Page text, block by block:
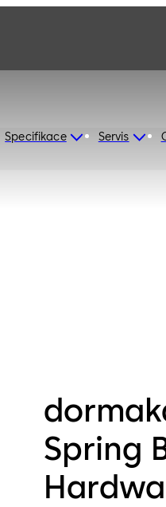
Specifikace Servis
Spring